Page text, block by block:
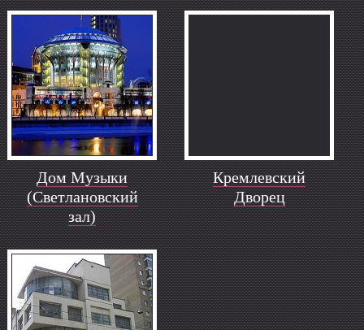
Дом Музыки
(Светлановский
зал)
Кремлевский
Дворец